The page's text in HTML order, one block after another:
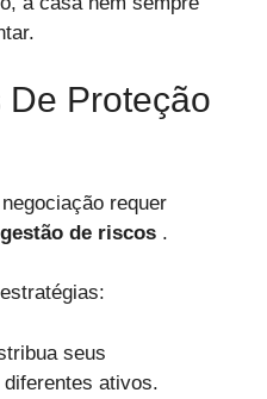
Proteção
requer
de riscos .
seus
ativos.